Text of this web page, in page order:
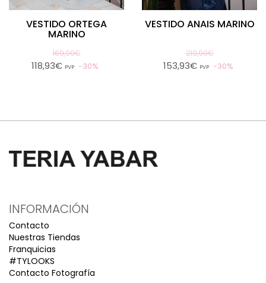
VESTIDO ORTEGA
MARINO
169,90€
118,93€ PVP 30%
VESTIDO ANAIS MARINO
219,90€
153,93€ PVP 30%
INFORMACIÓN
Contacto
Nuestras Tiendas
Franquicias
#TYLOOKS
Contacto Fotografía